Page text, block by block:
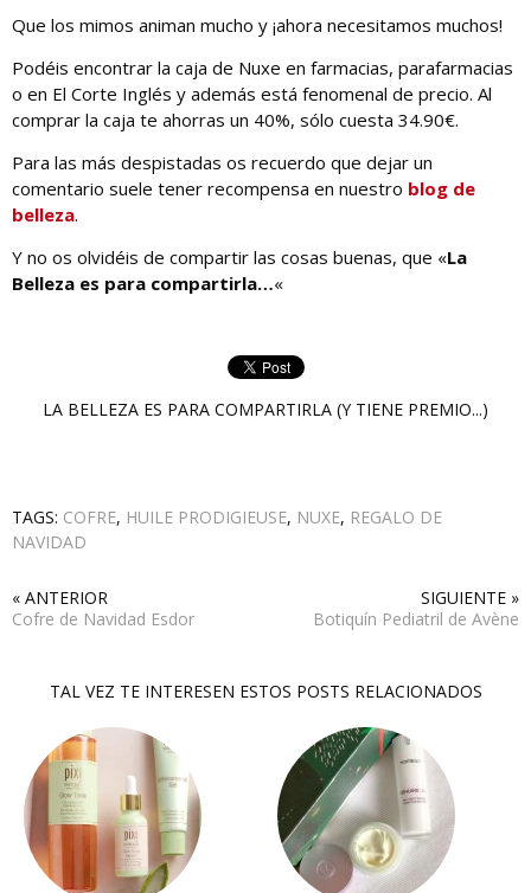
Que los mimos animan mucho y ¡ahora necesitamos muchos!
Podéis encontrar la caja de Nuxe en farmacias, parafarmacias
o en El Corte Inglés y además está fenomenal de precio. Al
comprar la caja te ahorras un 40%, sólo cuesta 34.90€.
Para las más despistadas os recuerdo que dejar un
comentario suele tener recompensa en nuestro blog de
belleza.
Y no os olvidéis de compartir las cosas buenas, que «La
Belleza es para compartirla…«
LA BELLEZA ES PARA COMPARTIRLA (Y TIENE PREMIO...)
TAGS: COFRE, HUILE PRODIGIEUSE, NUXE, REGALO DE
NAVIDAD
« ANTERIOR
Cofre de Navidad Esdor
SIGUIENTE »
Botiquín Pediatril de Avène
TAL VEZ TE INTERESEN ESTOS POSTS RELACIONADOS